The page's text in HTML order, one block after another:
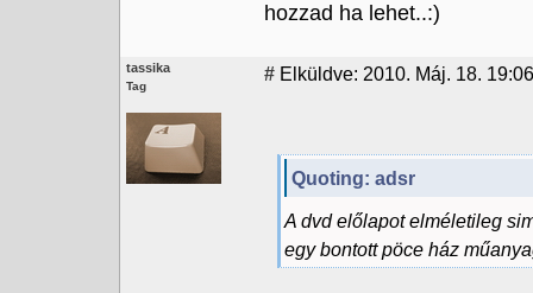
hozzad ha lehet..:)
tassika
Tag
# Elküldve: 2010. Máj. 18. 19:06
Quoting: adsr
A dvd előlapot elméletileg
egy bontott pöce ház